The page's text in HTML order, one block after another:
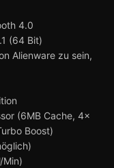
4.0
(64 Bit)
Alienware zu sein,
(6MB Cache, 4x
Boost)
Min)